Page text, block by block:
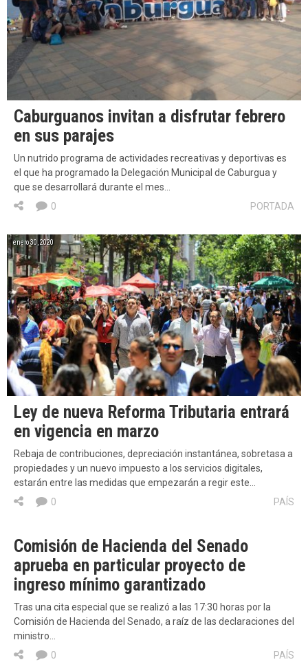
Caburguanos invitan a disfrutar febrero
en sus parajes
Un nutrido programa de actividades recreativas y deportivas es
el que ha programado la Delegación Municipal de Caburgua y
que se desarrollará durante el mes…
PORTADA
0
enero 30, 2020
Ley de nueva Reforma Tributaria entrará
en vigencia en marzo
Rebaja de contribuciones, depreciación instantánea, sobretasa a
propiedades y un nuevo impuesto a los servicios digitales,
estarán entre las medidas que empezarán a regir este…
PAÍS
0
Comisión de Hacienda del Senado
aprueba en particular proyecto de
ingreso mínimo garantizado
Tras una cita especial que se realizó a las 17:30 horas por la
Comisión de Hacienda del Senado, a raíz de las declaraciones del
ministro…
PAÍS
0